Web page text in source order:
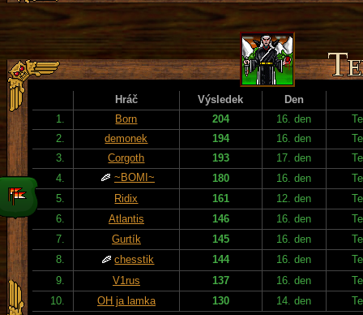
Hráč Výsledek
Den
1.
Born 204 16. den
2.
demonek 194 16. den
3.
Corgoth 193 17. den
4.
~BOMI~ 180 16. den
5.
Ridix 161 12. den
6.
Atlantis 146 16. den
7.
Gurtík 145 16. den
8.
chesstik 144 16. den
9.
V1rus 137 16. den
10.
OH ja lamka 130 14. den